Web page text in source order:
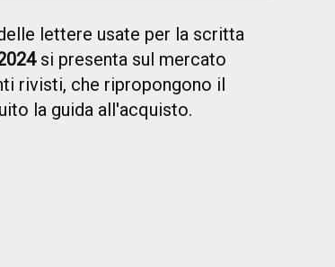
lettere usate per la scritta
si presenta sul mercato
rivisti, che ripropongono il
la guida all'acquisto.